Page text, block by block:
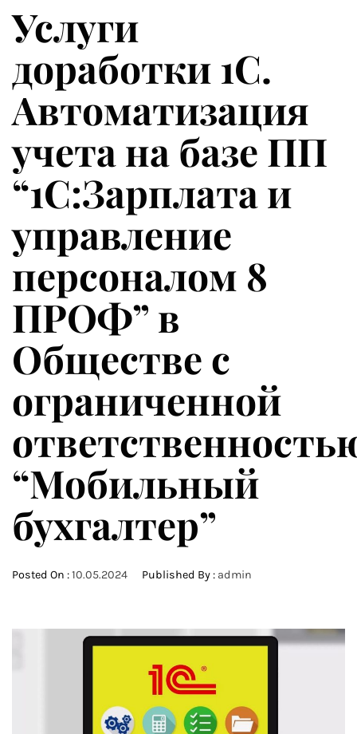
Услуги
доработки 1С.
Автоматизация
учета на базе ПП
“1С:Зарплата и
управление
персоналом 8
ПРОФ” в
Обществе с
ограниченной
“Мобильный
бухгалтер”
Posted On :10.05.2024 Published By : admin